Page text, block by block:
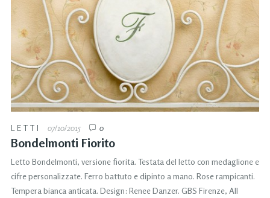
LETTI 07/10/2015 0
Bondelmonti Fiorito
Letto Bondelmonti, versione fiorita. Testata del letto con medaglione e
cifre personalizzate. Ferro battuto e dipinto a mano. Rose rampicanti.
Tempera bianca anticata. Design: Renee Danzer. GBS Firenze, All